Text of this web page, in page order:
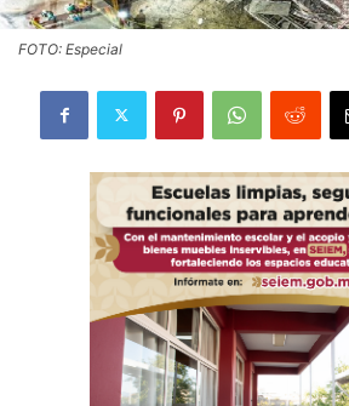
FOTO: Especial